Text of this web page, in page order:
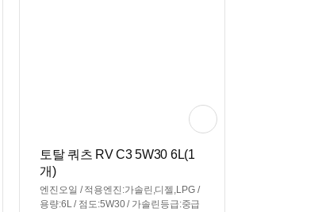
토탈 쿼츠 RV C3 5W30 6L(1
개)
엔진오일 / 적용엔진:가솔린,디젤,LPG /
용량:6L / 점도:5W30 / 가솔린등급:중급